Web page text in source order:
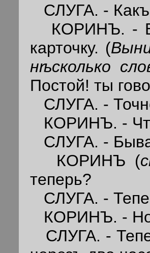
СЛУГА. - Какъ
КОРИНЪ. -
карточку. (
нѣсколько
Постой! ты
СЛУГА. -
КОРИНЪ. -
СЛУГА. -
КОРИНЪ (
теперь?
СЛУГА. -
КОРИНЪ. - Но
СЛУГА. -